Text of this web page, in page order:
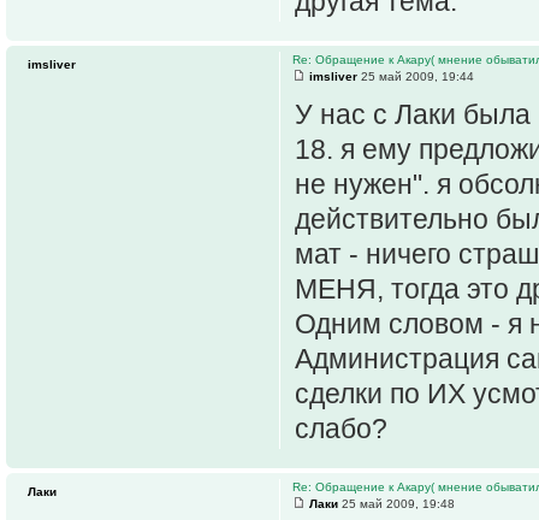
Re: Обращение к Акару( мнение
imsliver 25 май 2009, 19:44
У нас с Лаки была
18. я ему
не нужен". я
действительно
мат - ничего
МЕНЯ, тогда это
Одним словом - я
Администрация
сделки по ИХ
слабо?
imsliver
Re: Обращение к Акару( мнение
Лаки 25 май 2009, 19:48
Лаки